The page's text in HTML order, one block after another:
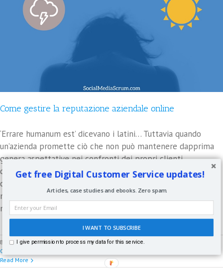
Come gestire la reputazione aziendale online
‘Errare humanum est’ dicevano i latini… Tuttavia quando
un’azienda promette ciò che non può mantenere dapprima
genera aspettative nei confronti dei propri clienti,
dopodiché le vanifica. Si verifica così un vero e proprio
cortocircuito che si traduce in un pericoloso boomerang
mediatico dal momento che i consumatori utilizzano i social
network anche per dare voce [...]
By Paolo Fabrizio | Febbraio 16th, 2016 | Digital Customer Service
Comments
Read More
Get free Digital Customer Service updates!
I WANT TO SUBSCRIBE
I give permission to process my data for this service.
Articles, case studies and ebooks. Zero spam.